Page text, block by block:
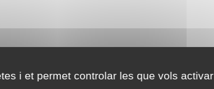
i et permet controlar les que vols activar